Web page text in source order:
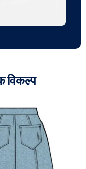
विकल्प